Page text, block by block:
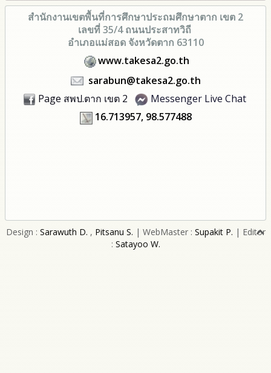
สำนักงานเขตพื้นที่การศึกษาประถมศึกษาตาก เขต 2
เลขที่ 35/4 ถนนประสาทวิถี
อำเภอแม่สอด จังหวัดตาก 63110
www.takesa2.go.th
sarabun@takesa2.go.th
Page สพป.ตาก เขต 2
Messenger Live Chat
16.713957, 98.577488
Design : Sarawuth D. , Pitsanu S. | WebMaster : Supakit P. | Editor
: Satayoo W.